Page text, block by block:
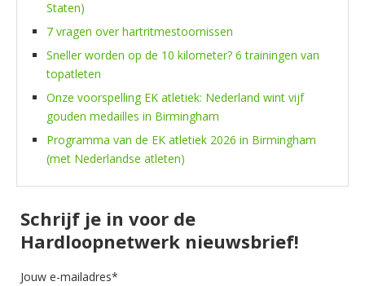
Staten)
7 vragen over hartritmestoornissen
Sneller worden op de 10 kilometer? 6 trainingen van
topatleten
Onze voorspelling EK atletiek: Nederland wint vijf
gouden medailles in Birmingham
Programma van de EK atletiek 2026 in Birmingham
(met Nederlandse atleten)
Schrijf je in voor de
Hardloopnetwerk nieuwsbrief!
Jouw e-mailadres*